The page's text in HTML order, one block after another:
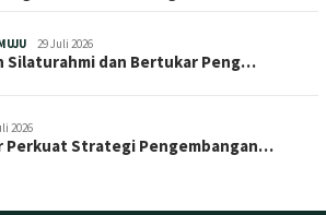
29 Juli 2026
Silaturahmi dan Bertukar Peng…
2026
Perkuat Strategi Pengembangan…